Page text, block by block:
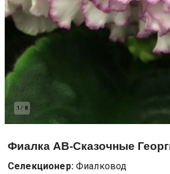
1 / 8
Фиалка АВ-Сказочные
Селекционер: Фиалковод